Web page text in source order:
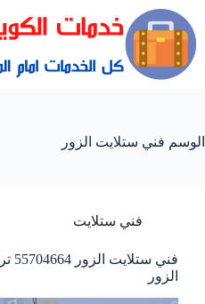
الوسم فني ستلايت الزور
فني ستلايت
فني
الزور